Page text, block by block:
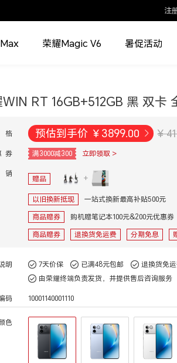
注
荣耀Magic V6 暑促活动
WIN RT 16GB+512GB 黑 双卡
预估到手价 ¥ 3899.00 ¥
券 满3000减300 立即领取 >
赠品
以旧换新抵现
一站式换新最高补贴500元
商品赠券
购机赠笔记本100元&200元优惠券
商品赠券
退换货免运费 分期免息
明 7天价保 已满48元包邮 退换货免
由荣耀终端负责发货，并提供售后咨询服务
码 10001140001110
色